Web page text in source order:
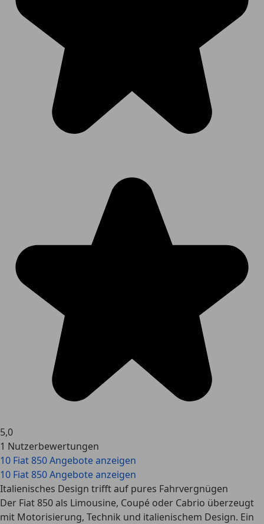
5,0
1 Nutzerbewertungen
10 Fiat 850 Angebote anzeigen
10 Fiat 850 Angebote anzeigen
Italienisches Design trifft auf pures Fahrvergnügen
Der Fiat 850 als Limousine, Coupé oder Cabrio überzeugt
mit Motorisierung, Technik und italienischem Design. Ein